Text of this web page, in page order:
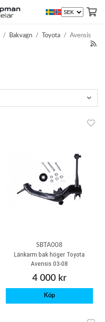
/ Bakvagn / Toyota / Avensis
SBTA008
Länkarm bak höger Toyota
Avensis 03-08
4 000 kr
Köp